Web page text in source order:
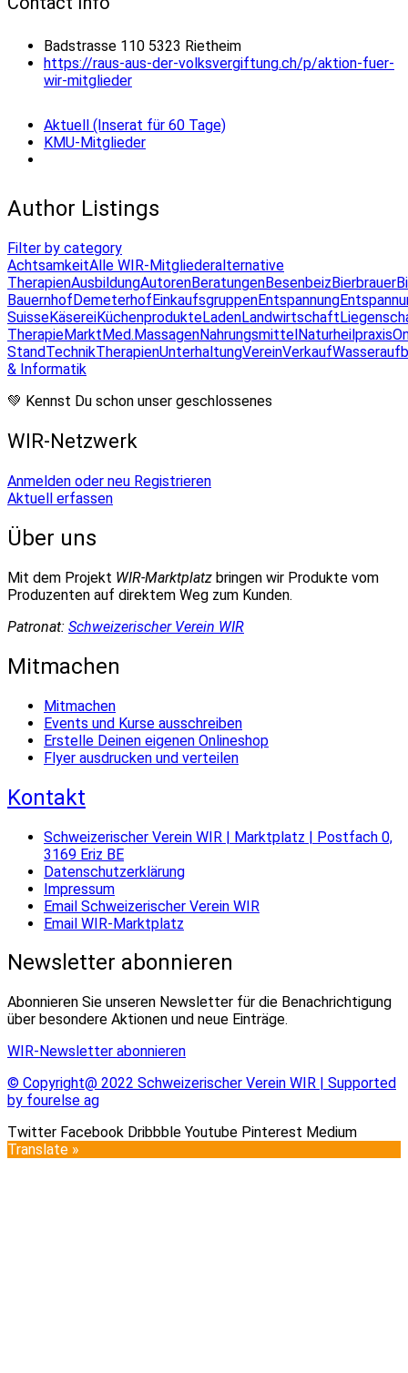
Badstrasse 110 5323 Rietheim
https://raus-aus-der-volksvergiftung.ch/p/aktion-fuer-
wir-mitglieder
Aktuell (Inserat für 60 Tage)
KMU-Mitglieder
Author Listings
Filter by category
AchtsamkeitAlle WIR-Mitgliederalternative
TherapienAusbildungAutorenBeratungenBesenbeizBierbrauer
BauernhofDemeterhofEinkaufsgruppenEntspannung
SuisseKäsereiKüchenprodukteLadenLandwirtschaft
TherapieMarktMed.MassagenNahrungsmittelNaturheilpraxis
StandTechnikTherapienUnterhaltungVereinVerkauf
& Informatik
💚 Kennst Du schon unser geschlossenes
WIR-Netzwerk
Anmelden oder neu Registrieren
Aktuell erfassen
Über uns
Mit dem Projekt WIR-Marktplatz bringen wir Produkte vom
Produzenten auf direktem Weg zum Kunden.
Patronat: Schweizerischer Verein WIR
Mitmachen
Mitmachen
Events und Kurse ausschreiben
Erstelle Deinen eigenen Onlineshop
Flyer ausdrucken und verteilen
Kontakt
Schweizerischer Verein WIR | Marktplatz | Postfach 0,
3169 Eriz BE
Datenschutzerklärung
Impressum
Email Schweizerischer Verein WIR
Email WIR-Marktplatz
Newsletter abonnieren
Abonnieren Sie unseren Newsletter für die Benachrichtigung
über besondere Aktionen und neue Einträge.
WIR-Newsletter abonnieren
© Copyright@ 2022 Schweizerischer Verein WIR | Supported
by fourelse ag
Twitter Facebook Dribbble Youtube Pinterest Medium
Translate »